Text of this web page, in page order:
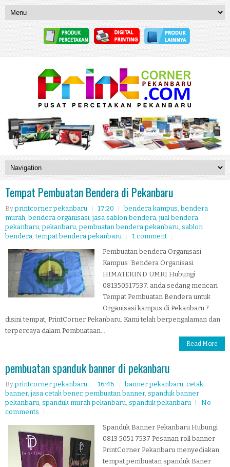
Tempat Pembuatan Bendera di Pekanbaru
Byprintcorner pekanbaru 17:20 bendera kampus ,bendera
murah ,bendera organisasi jasa sablon bendera jual bendera
pekanbaru ,pekanbaru ,pembuatan bendera pekanbaru sablon
bendera ,tempat bendera pekanbaru
1 comment
Pembuatan bendera Organisasi
Kampus Bendera Organisasi
HIMATEKIND UMRI Hubungi
081350517537. anda sedang mencari
Tempat Pembuatan Bendera untuk
Organisasi kampus di Pekanbaru ?
disini tempat, PrintCorner Pekanbaru. Kami telah berpengalaman dan
terpercaya dalam Pembuataan...
Read More
pembuatan spanduk banner di pekanbaru
Byprintcorner pekanbaru 16:46 banner pekanbaru cetak
banner, jasa cetak bener,pembuatan banner, spanduk banner
pekanbaru spanduk murah pekanbaru spanduk pekanbaru
No
comments
Spanduk Banner Pekanbaru Hubungi
0813 5051 7537 Pesanan roll banner
PrintCorner Pekanbaru menyediakan
tempat pembuatan spanduk Baner